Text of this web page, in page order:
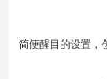
简便醒目的设置，